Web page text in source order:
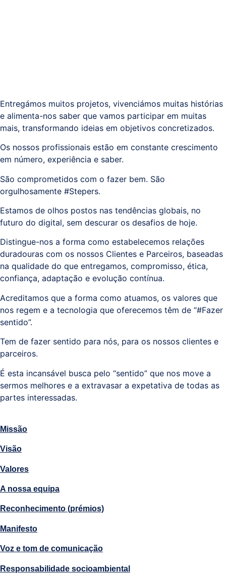
Entregámos muitos projetos, vivenciámos muitas histórias
e alimenta-nos saber que vamos participar em muitas
mais, transformando ideias em objetivos concretizados.
Os nossos profissionais estão em constante crescimento
em número, experiência e saber.
São comprometidos com o fazer bem. São
orgulhosamente #Stepers.
Estamos de olhos postos nas tendências globais, no
futuro do digital, sem descurar os desafios de hoje.
Distingue-nos a forma como estabelecemos relações
duradouras com os nossos Clientes e Parceiros, baseadas
na qualidade do que entregamos, compromisso, ética,
confiança, adaptação e evolução contínua.
Acreditamos que a forma como atuamos, os valores que
nos regem e a tecnologia que oferecemos têm de “#Fazer
sentido”.
Tem de fazer sentido para nós, para os nossos clientes e
parceiros.
É esta incansável busca pelo “sentido” que nos move a
sermos melhores e a extravasar a expetativa de todas as
partes interessadas.
Missão
Visão
Valores
A nossa equipa
Reconhecimento (prémios)
Manifesto
Voz e tom de comunicação
Responsabilidade socioambiental